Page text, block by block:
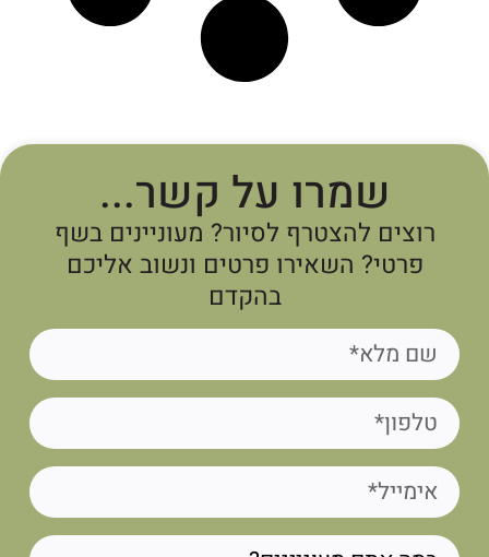
שמרו על קשר...
רוצים להצטרף לסיור? מעוניינים בשף
פרטי? השאירו פרטים ונשוב אליכם
בהקדם